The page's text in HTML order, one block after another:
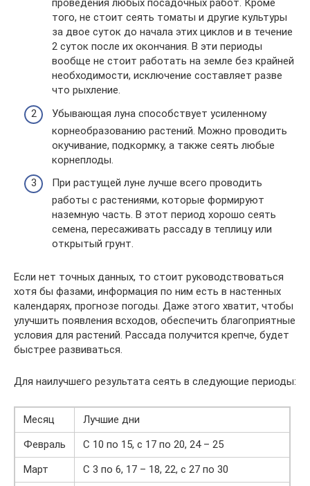
проведения любых посадочных работ. Кроме
того, не стоит сеять томаты и другие культуры
за двое суток до начала этих циклов и в течение
2 суток после их окончания. В эти периоды
вообще не стоит работать на земле без крайней
необходимости, исключение составляет разве
что рыхление.
Убывающая луна способствует усиленному
корнеобразованию растений. Можно проводить
окучивание, подкормку, а также сеять любые
корнеплоды.
При растущей луне лучше всего проводить
работы с растениями, которые формируют
наземную часть. В этот период хорошо сеять
семена, пересаживать рассаду в теплицу или
открытый грунт.
Если нет точных данных, то стоит руководствоваться
хотя бы фазами, информация по ним есть в настенных
календарях, прогнозе погоды. Даже этого хватит, чтобы
улучшить появления всходов, обеспечить благоприятные
условия для растений. Рассада получится крепче, будет
быстрее развиваться.
Для наилучшего результата сеять в следующие периоды:
Месяц
Лучшие дни
Февраль
С 10 по 15, с 17 по 20, 24 – 25
Март
С 3 по 6, 17 – 18, 22, с 27 по 30